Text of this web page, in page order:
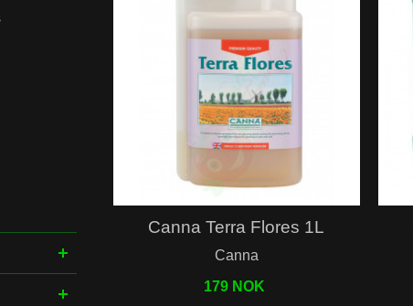
Hurtigvisning
Canna Terra Flores 1L
Canna
179 NOK